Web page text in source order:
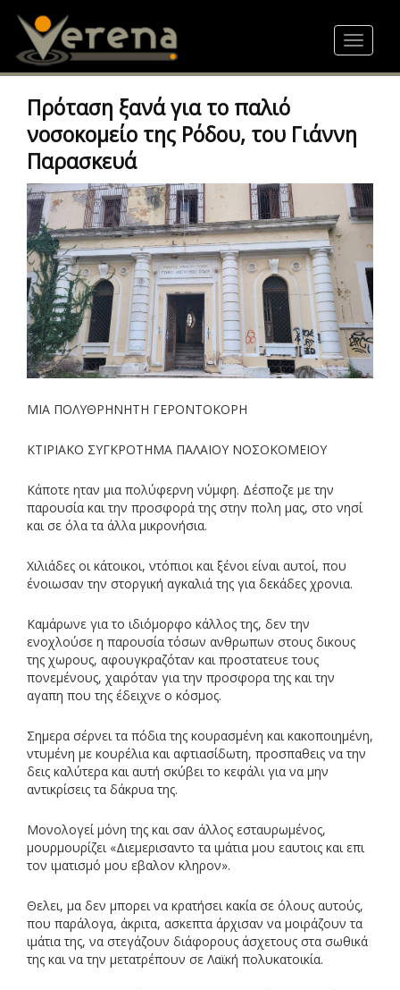
content
Toggle
Πρόταση ξανά για το παλιό
νοσοκομείο της Ρόδου, του Γιάννη
Παρασκευά
ΜΙΑ ΠΟΛΥΘΡΗΝΗΤΗ ΓΕΡΟΝΤΟΚΟΡΗ
ΚΤΙΡΙΑΚΟ ΣΥΓΚΡΟΤΗΜΑ ΠΑΛΑΙΟΥ ΝΟΣΟΚΟΜΕΙΟΥ
Κάποτε ηταν μια πολύφερνη νύμφη. Δέσποζε με την
παρουσία και την προσφορά της στην πολη μας, στο νησί
και σε όλα τα άλλα μικρονήσια.
Χιλιάδες οι κάτοικοι, ντόπιοι και ξένοι είναι αυτοί, που
ένοιωσαν την στοργική αγκαλιά της για δεκάδες χρονια.
Καμάρωνε για το ιδιόμορφο κάλλος της, δεν την
ενοχλούσε η παρουσία τόσων ανθρωπων στους δικους
της χωρους, αφουγκραζόταν και προστατευε τους
πονεμένους, χαιρόταν για την προσφορα της και την
αγαπη που της έδειχνε ο κόσμος.
Σημερα σέρνει τα πόδια της κουρασμένη και κακοποιημένη,
ντυμένη με κουρέλια και αφτιασίδωτη, προσπαθεις να την
δεις καλύτερα και αυτή σκύβει το κεφάλι για να μην
αντικρίσεις τα δάκρυα της.
Μονολογεί μόνη της και σαν άλλος εσταυρωμένος,
μουρμουρίζει «Διεμερισαντο τα ιμάτια μου εαυτοις και επι
τον ιματισμό μου εβαλον κληρον».
Θελει, μα δεν μπορει να κρατήσει κακία σε όλους αυτούς,
που παράλογα, άκριτα, ασκεπτα άρχισαν να μοιράζουν τα
ιμάτια της, να στεγάζουν διάφορους άσχετους στα σωθικά
της και να την μετατρέπουν σε Λαϊκή πολυκατοικία.